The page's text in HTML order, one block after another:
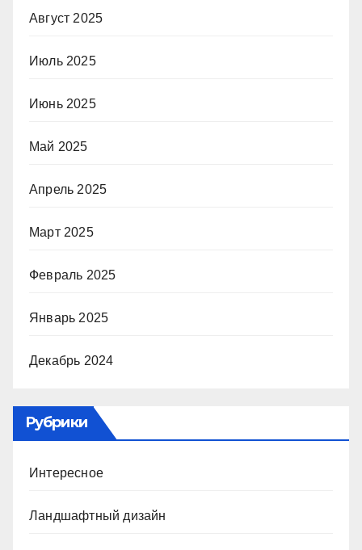
Август 2025
Июль 2025
Июнь 2025
Май 2025
Апрель 2025
Март 2025
Февраль 2025
Январь 2025
Декабрь 2024
Рубрики
Интересное
Ландшафтный дизайн